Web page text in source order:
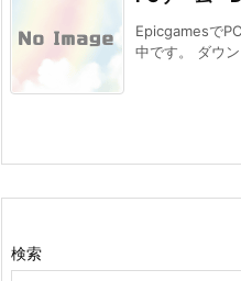
Epicgamesで
中です。 ダウ
検索